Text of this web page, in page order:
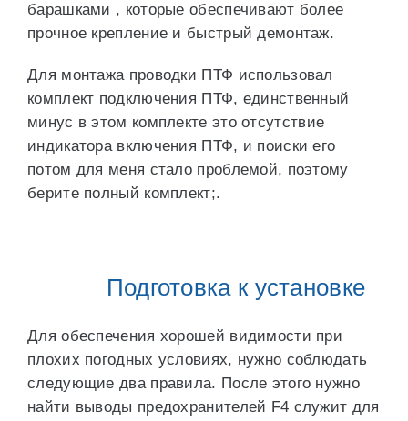
барашками , которые обеспечивают более
прочное крепление и быстрый демонтаж.
Для монтажа проводки ПТФ использовал
комплект подключения ПТФ, единственный
минус в этом комплекте это отсутствие
индикатора включения ПТФ, и поиски его
потом для меня стало проблемой, поэтому
берите полный комплект;.
Подготовка к установке
Для обеспечения хорошей видимости при
плохих погодных условиях, нужно соблюдать
следующие два правила. После этого нужно
найти выводы предохранителей F4 служит для